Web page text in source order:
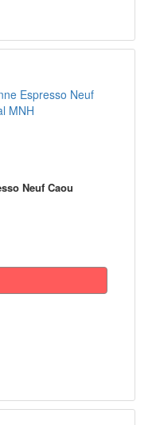
Neuf Caou